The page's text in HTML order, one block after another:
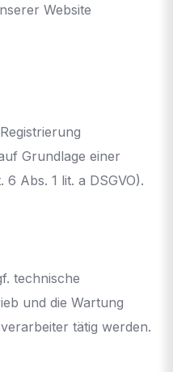
Website
Grundlage einer
Abs. 1 lit. a DSGVO).
technische
und die Wartung
tätig werden.